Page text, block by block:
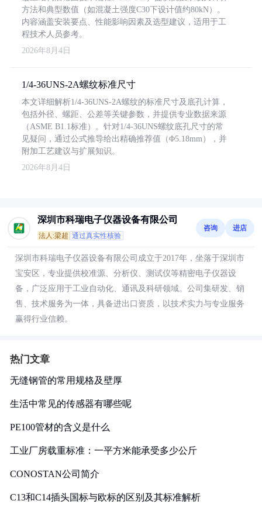
方法和典型数值（如混凝土强度C30下设计值约80kN）。
内容涵盖安装要点、性能影响因素及选型建议，适用于工
程技术人员参考。
2026年8月4日
1/4-36UNS-2A螺纹标准尺寸
本文详细解析1/4-36UNS-2A螺纹的标准尺寸及底孔计算，
包括外径、螺距、公差等关键参数，并提供专业数据来源
（ASME B1.1标准）。针对1/4-36UNS螺纹底孔尺寸的常
见疑问，通过公式推导给出精确推荐值（Φ5.18mm），并
附加工艺建议与扩展知识。
2026年8月4日
深圳市科瑞电子仪器设备有限公司
法人:梁超 通过真实性核验
咨询 进店
深圳市科瑞电子仪器设备有限公司成立于2017年，坐落于深圳市
宝安区，专业提供校准源、分析仪、测试仪等精密电子仪器设
备，广泛应用于工业自动化、通讯及科研领域。公司集研发、销
售、技术服务为一体，具备进出口资质，以技术实力与专业服务
赢得行业信赖。
热门文章
无缝钢管的常用规格及壁厚
生活中常见的传感器有哪些呢
PE100管材的含义是什么
工业厂房载重标准：一平方米能承受多少公斤
CONOSTAN公司简介
C13和C14插头国标与欧标的区别及其标准解析